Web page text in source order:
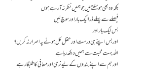
بلکہ وہ بھی ہوسکتے ہیں جو ہمیں نظر نہ آ رہے ہوں
فیصلے سے پہلے ذرا ایک بار اور سوچ لیں
بس ایک بار اور
اور بس اپنے ہی درست اور عقل کل ہونے پہ اصرار نہ کریں؟
اللہ بہت محبت سے ہمیں دیکھ رہا ہے
اور ہم سے اپنے بندوں کے لیے نرمی اور معافی کا طلبگار ہے